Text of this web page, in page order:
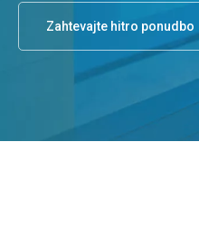
Zahtevajte hitro ponudbo